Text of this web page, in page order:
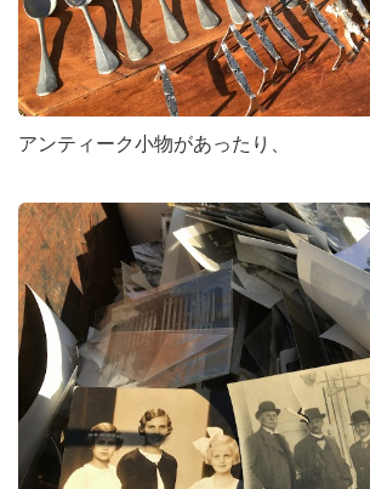
アンティーク小物があったり、